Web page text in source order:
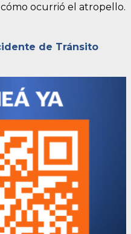
ocurrió el atropello.
de Tránsito